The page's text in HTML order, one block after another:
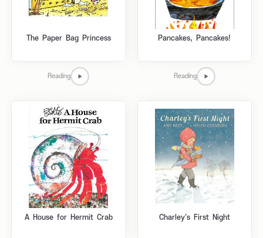
The Paper Bag Princess
Reading
Pancakes, Pancakes!
Reading
A House for Hermit Crab Charley's First Night